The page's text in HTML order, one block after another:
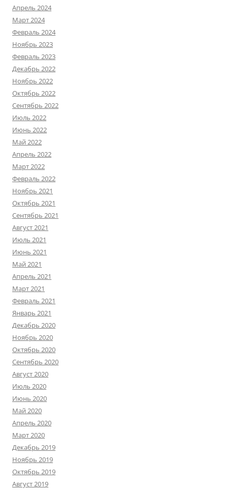
Апрель 2024
Март 2024
Февраль 2024
Ноябрь 2023
Февраль 2023
Декабрь 2022
Ноябрь 2022
Октябрь 2022
Сентябрь 2022
Июль 2022
Июнь 2022
Май 2022
Апрель 2022
Март 2022
Февраль 2022
Ноябрь 2021
Октябрь 2021
Сентябрь 2021
Август 2021
Июль 2021
Июнь 2021
Май 2021
Апрель 2021
Март 2021
Февраль 2021
Январь 2021
Декабрь 2020
Ноябрь 2020
Октябрь 2020
Сентябрь 2020
Август 2020
Июль 2020
Июнь 2020
Май 2020
Апрель 2020
Март 2020
Декабрь 2019
Ноябрь 2019
Октябрь 2019
Август 2019